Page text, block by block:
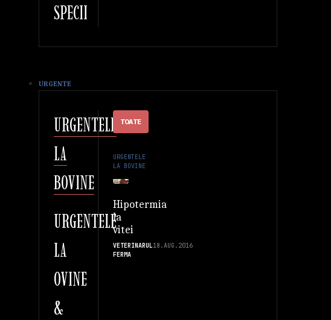
SPECII
URGENTE
URGENTELE
LA
BOVINE
URGENTELE
LA
OVINE
&
TOATE
URGENTELE
LA BOVINE
Hipotermia
la
vitei
VETERINARUL
FERMA
18.AUG.2016